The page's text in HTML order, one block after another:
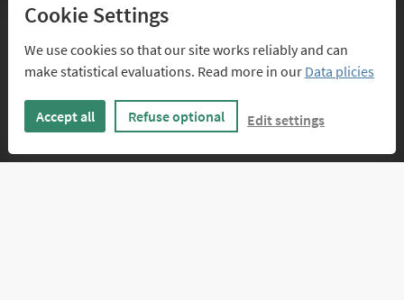
Texte für geschäftliche Weihnachtskarten
FÜR DESIGNER
Infos für Designer
Anmelden
Cookie Settings
We use cookies so that our site works reliably and can
make statistical evaluations. Read more in our Data plicies
Accept all Refuse optional Edit settings